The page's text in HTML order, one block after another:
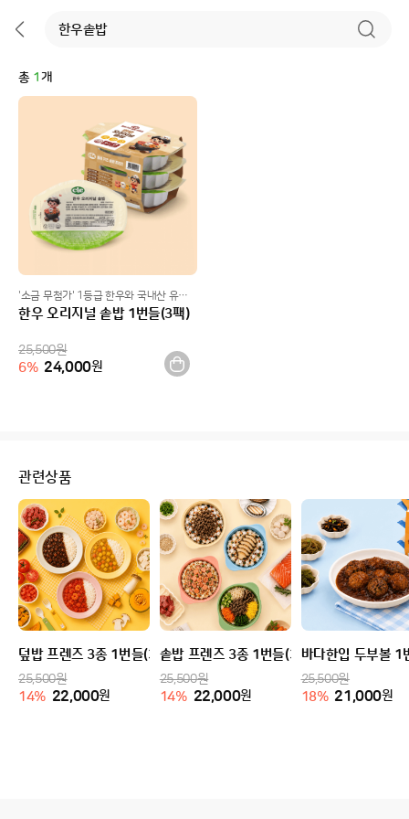
총 1개
'소금 무첨가' 1등급 한우와 국내산 유기농 쌀로 영양가득
한우 오리지널 솥밥 1번들(3팩)
25,500원
6% 24,000원
관련상품
덮밥 프렌즈 3종 1번들(3팩)
25,500원
14% 22,000원
솥밥 프렌즈 3종 1번들(3팩)
25,500원
14% 22,000원
바다한입 두부볼 1
25,500원
18% 21,000원